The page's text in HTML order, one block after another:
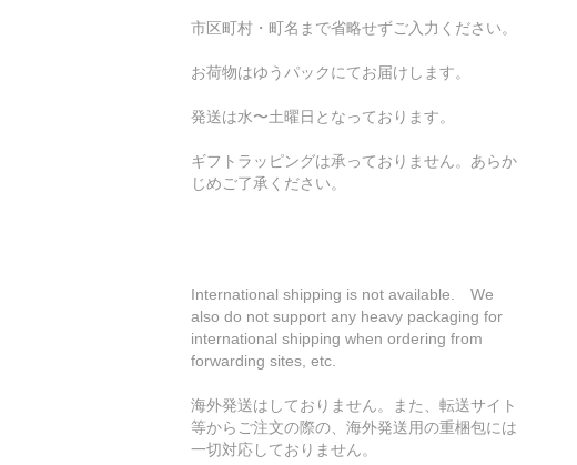
市区町村・町名まで省略せずご入力ください。
お荷物はゆうパックにてお届けします。
発送は水〜土曜日となっております。
ギフトラッピングは承っておりません。あらか
じめご了承ください。
International shipping is not available. We
also do not support any heavy packaging for
international shipping when ordering from
forwarding sites, etc.
海外発送はしておりません。また、転送サイト
等からご注文の際の、海外発送用の重梱包には
一切対応しておりません。